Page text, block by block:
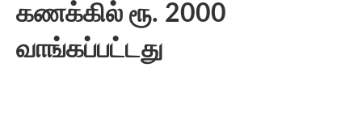
கணக்கில் ரூ. 2000
வாங்கப்பட்டது